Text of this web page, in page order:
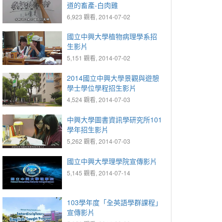
道的畜產-白肉雞
6,923 觀看, 2014-07-02
國立中興大學植物病理學系招
生影片
5,151 觀看, 2014-07-02
2014國立中興大學景觀與遊憩
學士學位學程招生影片
4,524 觀看, 2014-07-03
中興大學圖書資訊學研究所101
學年招生影片
5,262 觀看, 2014-07-03
國立中興大學理學院宣傳影片
5,145 觀看, 2014-07-14
103學年度「全英語學群課程」
宣傳影片